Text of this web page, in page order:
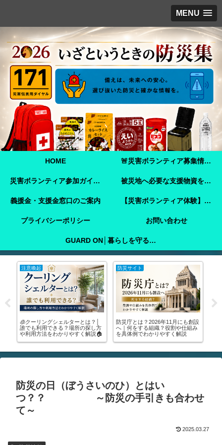
MENU
HOME 🚨災害ボランティア募集情報【2026年8月8日最新】熊本地震 🚨
災害ボランティア参加ガイド【令和8年熊本地震】事前登録・申し込み方法・ボランティア活動保険 被災地へ必要な支援物資を届けませんか？【熊本地震支援】｜Amazonほしい物リストで今すぐ支援できます
義援金・支援金窓口のご案内 【災害ボランティア体験】嘉島町で見た「命を守ることさえ難しい現実」と、全国へ伝えたいこと
プライバシーポリシー お問い合わせ
GUARD ON│暮らしを守る防犯ガイド
注意喚起
🧊クーリングシェルターとは？│
誰でも利用できる？場所の探し方
や利用方法をわかりやすく解説🏠
防災サイト
防災庁とは？2026年11月にも創設
へ｜何をする組織？役割や仕組み
を具体例でわかりやすく解説
防災の日（ぼうさいのひ）とはい
つ？？ ～防災の手引きも合わせ
て～
2025.03.27